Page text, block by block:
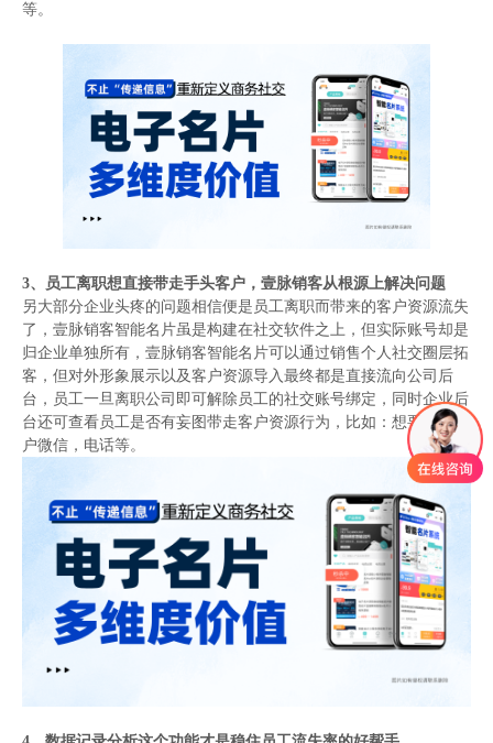
等。
3、
员工离职想直接带走手头客户，壹脉销客从根源上解决问题
另大部分企业头疼的问题相信便是员工离职而带来的客户资源流失
了，壹脉销客智能名片虽是构建在社交软件之上，但实际账号却是
归企业单独所有，壹脉销客智能名片可以通过销售个人社交圈层拓
客，但对外形象展示以及客户资源导入最终都是直接流向公司后
台，员工一旦离职公司即可解除员工的社交账号绑定，同时企业后
台还可查看员工是否有妄图带走客户资源行为，比如：想要私加客
户微信，电话等。